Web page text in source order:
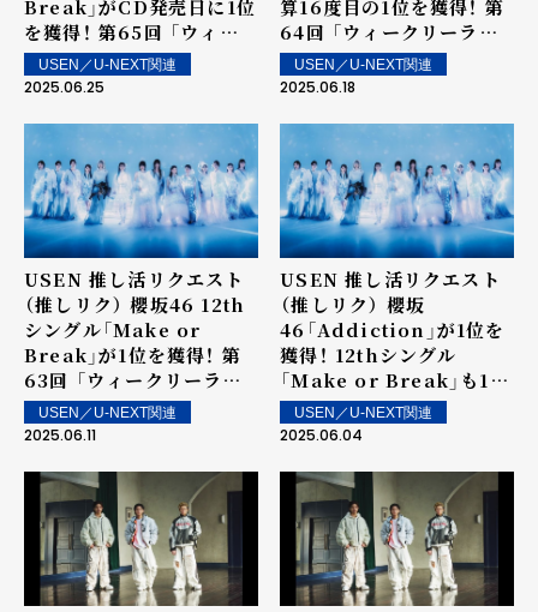
Break」がCD発売日に1位
を獲得！ 第65回 「ウィー
クリーランキング」を発表
～ 上位ランクイン楽曲は
USEN／U-NEXT関連
2025.06.25
算16度目の1位を獲得！ 第
64回 「ウィークリーラン
キング」を発表～ 上位ラン
クイン楽曲は街中・店内で
USEN／U-NEXT関連
2025.06.18
USEN 推し活リクエスト
（推しリク） 櫻坂46 12th
シングル「Make or
Break」が1位を獲得！ 第
63回 「ウィークリーラン
キング」を発表～ 上位ラン
クイン楽曲は街中・店内で
USEN／U-NEXT関連
2025.06.11
USEN 推し活リクエスト
（推しリク） 櫻坂
46「Addiction」が1位を
獲得！ 12thシングル
「Make or Break」も15
位にランクイン！第62回
「ウィークリーランキン
ン楽曲は街中・店内で配
信！
USEN／U-NEXT関連
2025.06.04